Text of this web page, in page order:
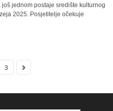
jednom postaje središte kulturnog
2025. Posjetitelje očekuje
3